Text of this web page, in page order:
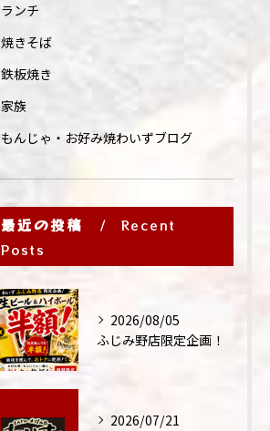
ランチ
焼きそば
鉄板焼き
家族
もんじゃ・お好み焼わいずブログ
最近の投稿
Recent
Posts
2026/08/05
ふじみ野店限定企画！
2026/07/21